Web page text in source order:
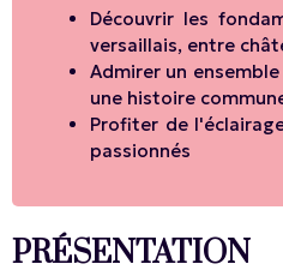
Découvrir les
versaillais, entre
Admirer un
une histoire
Profiter de
passionnés
PRÉSENTATION